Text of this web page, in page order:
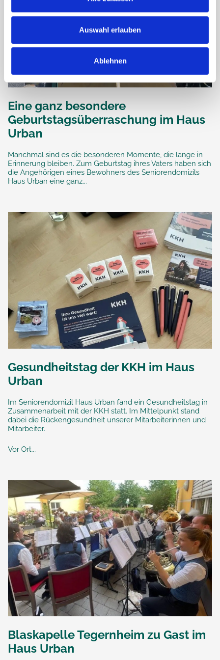
Auswahl erlauben
Ablehnen
Eine ganz besondere
Geburtstagsüberraschung im Haus
Urban
Manchmal sind es die besonderen Momente, die lange in
Erinnerung bleiben. Zum Geburtstag ihres Vaters haben sich
die Angehörigen eines Bewohners des Seniorendomizils
Haus Urban eine ganz...
Gesundheitstag der KKH im Haus
Urban
Im Seniorendomizil Haus Urban fand ein Gesundheitstag in
Zusammenarbeit mit der KKH statt. Im Mittelpunkt stand
dabei die Rückengesundheit unserer Mitarbeiterinnen und
Mitarbeiter.
Vor Ort...
Blaskapelle Tegernheim zu Gast im
Haus Urban